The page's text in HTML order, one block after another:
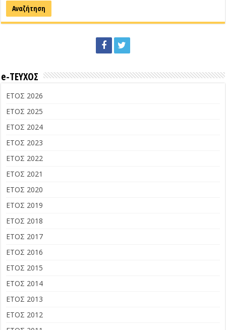
e-ΤΕΥΧΟΣ
ΕΤΟΣ 2026
ΕΤΟΣ 2025
ΕΤΟΣ 2024
ΕΤΟΣ 2023
ΕΤΟΣ 2022
ΕΤΟΣ 2021
ΕΤΟΣ 2020
ΕΤΟΣ 2019
ΕΤΟΣ 2018
ΕΤΟΣ 2017
ΕΤΟΣ 2016
ΕΤΟΣ 2015
ΕΤΟΣ 2014
ΕΤΟΣ 2013
ΕΤΟΣ 2012